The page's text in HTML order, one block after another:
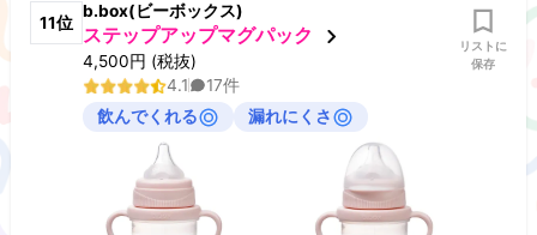
11位
b.box(ビーボックス)
ステップアップマグパック
4,500円 (税抜)
リストに
保存
4.1 17件
飲んでくれる
漏れにくさ